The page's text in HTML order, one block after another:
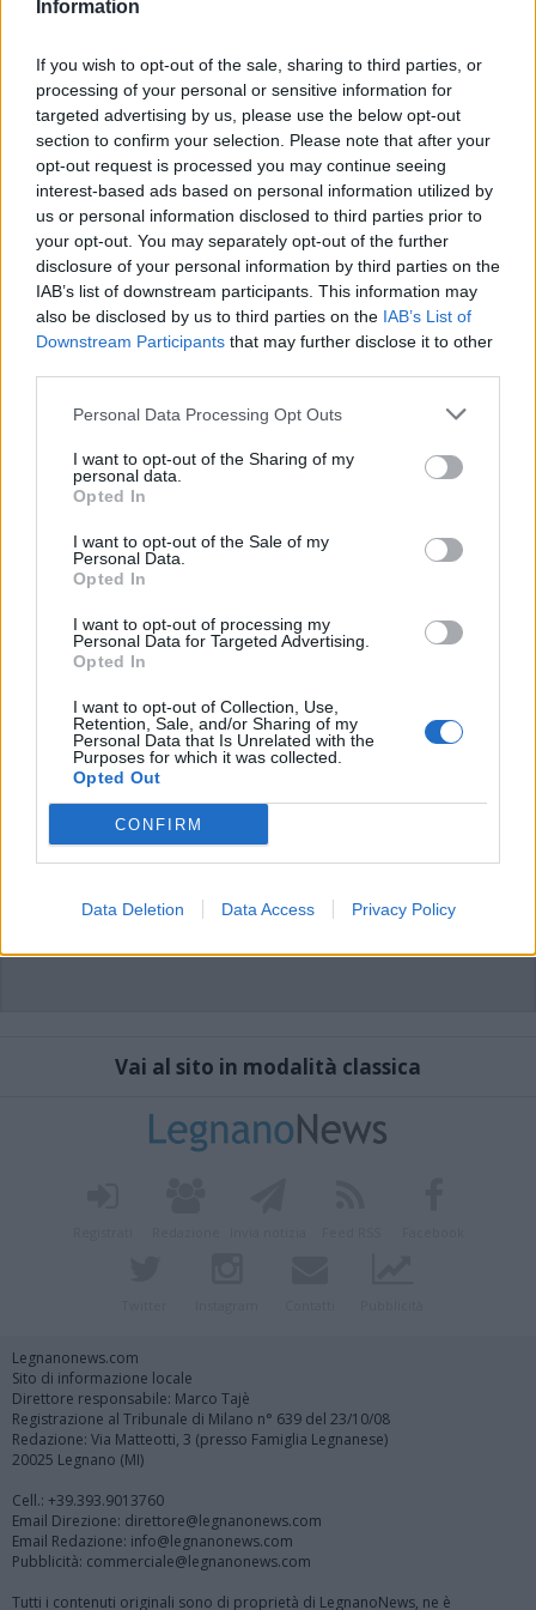
Information
If you wish to opt-out of the sale, sharing to third parties, or
processing of your personal or sensitive information for
targeted advertising by us, please use the below opt-out
section to confirm your selection. Please note that after your
opt-out request is processed you may continue seeing
interest-based ads based on personal information utilized by
us or personal information disclosed to third parties prior to
your opt-out. You may separately opt-out of the further
disclosure of your personal information by third parties on the
IAB’s list of downstream participants. This information may
also be disclosed by us to third parties on the IAB’s List of
Downstream Participants that may further disclose it to other
Personal Data Processing Opt Outs
I want to opt-out of the Sharing of my
personal data.
Opted In
I want to opt-out of the Sale of my
Personal Data.
Opted In
I want to opt-out of processing my
Personal Data for Targeted Advertising.
Opted In
I want to opt-out of Collection, Use,
Retention, Sale, and/or Sharing of my
Personal Data that Is Unrelated with the
Purposes for which it was collected.
Opted Out
CONFIRM
Data Deletion Data Access Privacy Policy
Accedioregistratiper commentare questo
commento esprime il pensiero dell'autore e non rappresenta la linea editoriale
di VareseNews.it, che rimane autonoma e indipendente. I messaggi inclusi nei
commenti non sono testi giornalistici, ma post inviati dai singoli lettori che
possono essere automaticamente pubblicati senza filtro preventivo. I commenti
Vai al sito in modalità classica
Legnanonews.com
Sito di informazione locale
Direttore responsabile: Marco Tajè
Registrazione al Tribunale di Milano n° 639 del 23/10/08
Redazione: Via Matteotti, 3 (presso Famiglia Legnanese)
20025 Legnano (MI)
Cell.: +39.393.9013760
Email Direzione: direttore@legnanonews.com
Email Redazione: info@legnanonews.com
Pubblicità: commerciale@legnanonews.com
Tutti i contenuti originali sono di proprietà di LegnanoNews, ne è